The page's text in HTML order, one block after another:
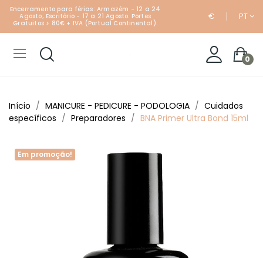
Encerramento para férias: Armazém - 12 a 24
Agosto; Escritório - 17 a 21 Agosto. Portes
Gratuitos > 80€ + IVA (Portual Continental).
€ PT
0
Início MANICURE - PEDICURE - PODOLOGIA
Cuidados
específicos
Preparadores BNA Primer Ultra Bond 15ml
Em promoção!